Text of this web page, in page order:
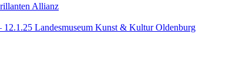
Allianz
Landesmuseum Kunst & Kultur Oldenburg